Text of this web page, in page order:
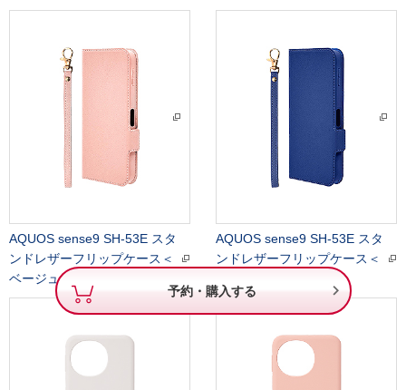
AQUOS sense9 SH-53E スタ
ンドレザーフリップケース＜
ベージュ＞
AQUOS sense9 SH-53E スタ
ンドレザーフリップケース＜
予約・購入する
